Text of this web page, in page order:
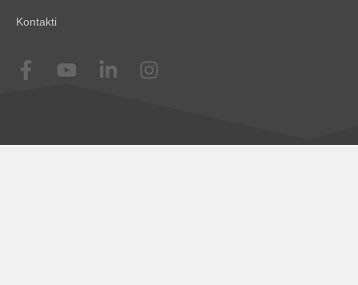
Kontakti